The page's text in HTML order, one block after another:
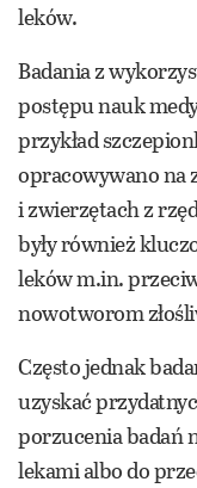
leków.
Badania z
postępu nauk
przykład
opracowywano na
i zwierzętach z
były również
leków m.in.
nowotworom
Często jednak
uzyskać
porzucenia badań
lekami albo do